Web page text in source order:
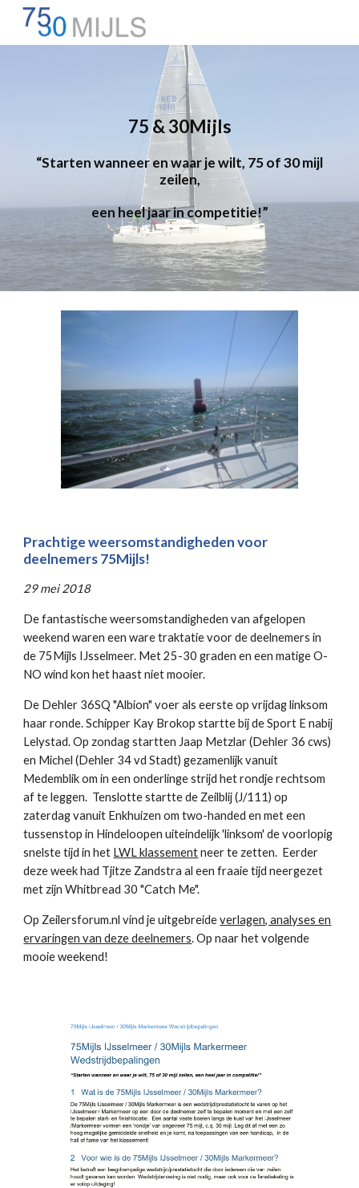
Skip to main content
75 & 30Mijls
“Starten wanneer en waar je wilt, 75 of 30 mijl
zeilen,
een heel jaar in competitie!”
Prachtige weersomstandigheden voor
deelnemers 75Mijls!
29 mei 2018
De fantastische weersomstandigheden van afgelopen
weekend waren een ware traktatie voor de deelnemers in
de 75Mijls IJsselmeer. Met 25-30 graden en een matige O-
NO wind kon het haast niet mooier.
De Dehler 36SQ "Albion" voer als eerste op vrijdag linksom
haar ronde. Schipper Kay Brokop startte bij de Sport E nabij
Lelystad. Op zondag startten Jaap Metzlar (Dehler 36 cws)
en Michel (Dehler 34 vd Stadt) gezamenlijk vanuit
Medemblik om in een onderlinge strijd het rondje rechtsom
af te leggen. Tenslotte startte de Zeilblij (J/111) op
zaterdag vanuit Enkhuizen om two-handed en met een
tussenstop in Hindeloopen uiteindelijk 'linksom' de voorlopig
snelste tijd in het LWL klassementneer te zetten. Eerder
deze week had Tjitze Zandstra al een fraaie tijd neergezet
met zijn Whitbread 30 "Catch Me".
Op Zeilersforum.nl vind je uitgebreideverlagen, analyses en
ervaringen van deze deelnemers. Op naar het volgende
mooie weekend!